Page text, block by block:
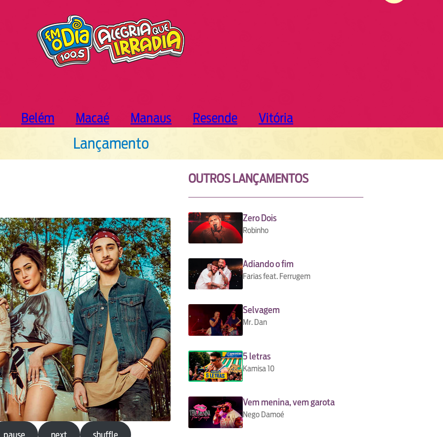
Belém Macaé Manaus Resende Vitória
Lançamento
pause next shuffle
OUTROS LANÇAMENTOS
Zero Dois
Robinho
Adiando o fim
Farias feat. Ferrugem
Selvagem
Mr. Dan
5 letras
Kamisa 10
Vem menina, vem garota
Nego Damoé